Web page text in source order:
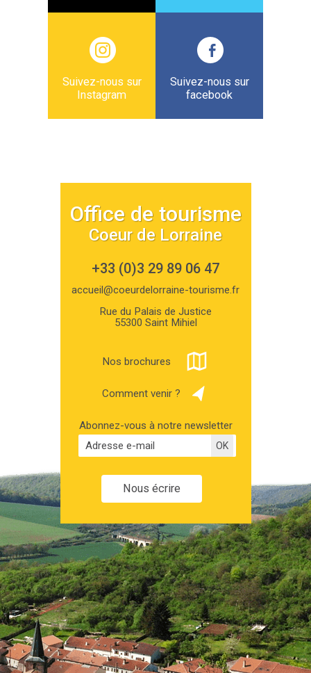
Suivez-nous sur
Instagram
Suivez-nous sur
facebook
Office de tourisme
Coeur de Lorraine
+33 (0)3 29 89 06 47
accueil@coeurdelorraine-tourisme.fr
Rue du Palais de Justice
55300 Saint Mihiel
Nos brochures
Comment venir ?
Abonnez-vous à notre newsletter
Nous écrire